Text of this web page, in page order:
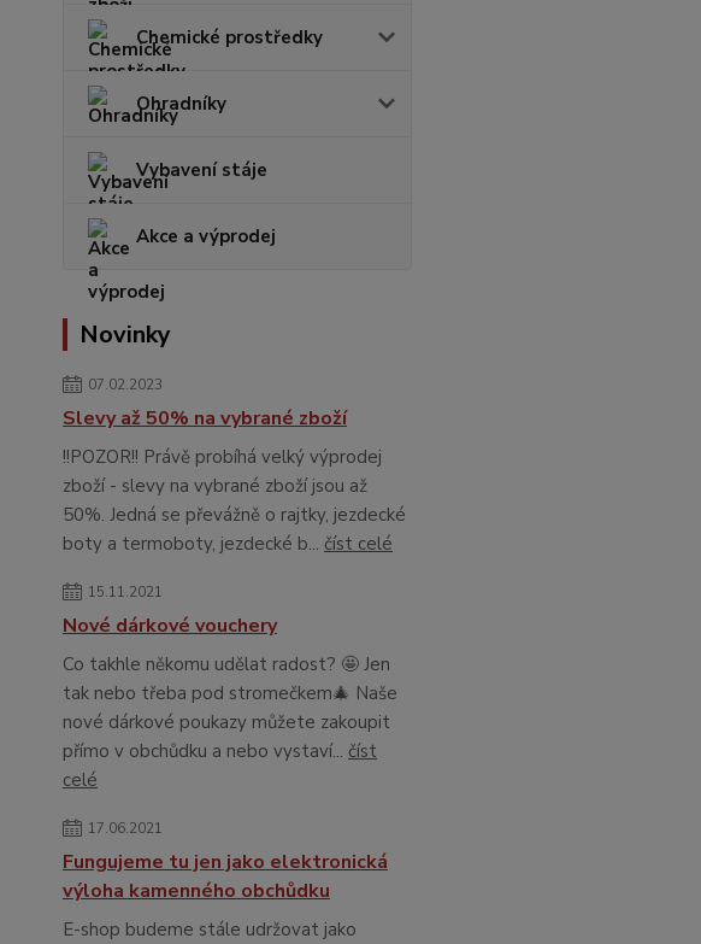
Chemické prostředky
Ohradníky
Vybavení stáje
Akce a výprodej
Novinky
07.02.2023
Slevy až 50% na vybrané zboží
!!POZOR!! Právě probíhá velký výprodej
zboží - slevy na vybrané zboží jsou až
50%. Jedná se převážně o rajtky, jezdecké
boty a termoboty, jezdecké b... číst celé
15.11.2021
Nové dárkové vouchery
Co takhle někomu udělat radost? 🤩 Jen
tak nebo třeba pod stromečkem🎄 Naše
nové dárkové poukazy můžete zakoupit
přímo v obchůdku a nebo vystaví... číst
celé
17.06.2021
Fungujeme tu jen jako elektronická
výloha kamenného obchůdku
E-shop budeme stále udržovat jako